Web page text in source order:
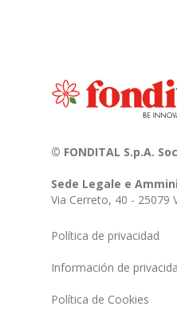
© FONDITAL S.p.A.
Sede Legale e
Via Cerreto, 40 - 25079
Política de privacidad
Información de
Política de Cookies